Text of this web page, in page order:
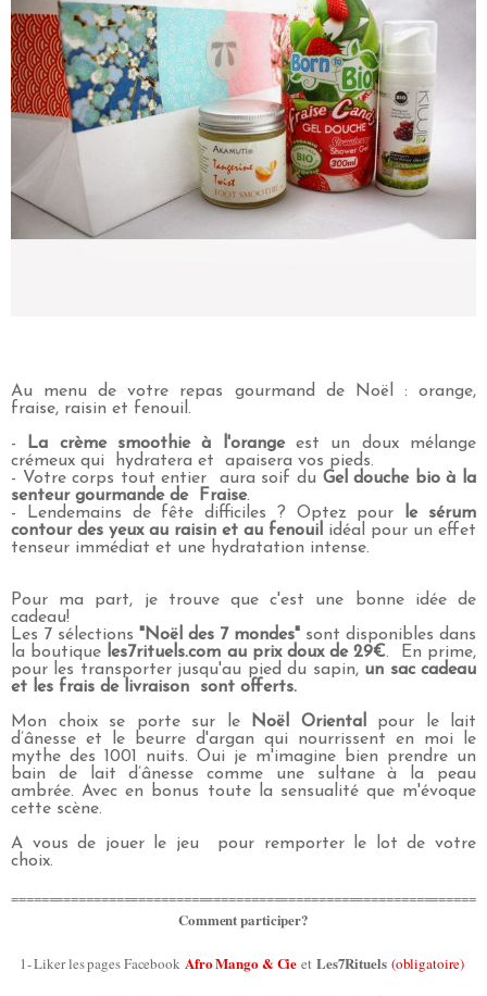
Au menu de votre repas gourmand de Noël : orange,
fraise, raisin et fenouil.
-
La crème smoothie à l'orangeest un doux mélange
crémeux qui hydratera et apaisera vos pieds.
- Votre corps tout entier aura soif du Gel douche bio à la
senteur gourmande de Fraise.
- Lendemains de fête difficiles ? Optez pour
le sérum
contour des yeux au raisin et au fenouil
idéal pour un effet
tenseur immédiat et une hydratation intense.
Pour ma part, je trouve que c'est une bonne idée de
cadeau!
Les 7 sélections "Noël des 7 mondes" sont disponibles dans
la boutique les7rituels.com au prix doux de 29€. En prime,
pour les transporter jusqu'au pied du sapin, un sac cadeau
et les frais de livraison sont offerts.
Mon choix se porte sur le
Noël Oriental
pour le lait
d’ânesse et le beurre d'argan qui nourrissent en moi le
mythe des 1001 nuits. Oui je m'imagine bien prendre un
bain de lait d’ânesse comme une sultane à la peau
ambrée. Avec en bonus toute la sensualité que m'évoque
cette scène.
A vous de jouer le jeu pour remporter le lot de votre
choix.
==============================================================
Comment participer?
1- Liker les pages Facebook Afro Mango & Cie et Les7Rituels (obligatoire)